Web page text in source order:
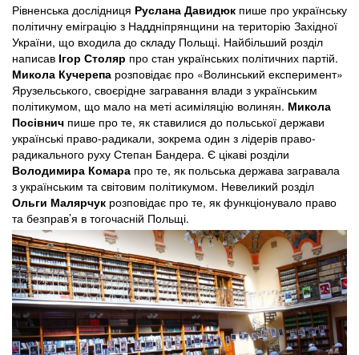
Рівненська дослідниця Руслана Давидюк пише про українську
політичну еміграцію з Наддніпрянщини на територію Західної
України, що входила до складу Польщі. Найбільший розділ
написав Ігор Столяр про стан українських політичних партій.
Микола Кучерепа розповідає про «Волинський експеримент»
Ярузельського, своєрідне загравання влади з українським
політикумом, що мало на меті асиміляцію волинян. Микола
Посівнич пише про те, як ставилися до польської держави
українські право-радикали, зокрема один з лідерів право-
радикального руху Степан Бандера. Є цікаві розділи
Володимира Комара про те, як польська держава загравала
з українським та світовим політикумом. Невеликий розділ
Ольги Малярчук розповідає про те, як функціонувало право
та безправ’я в тогочасній Польщі.